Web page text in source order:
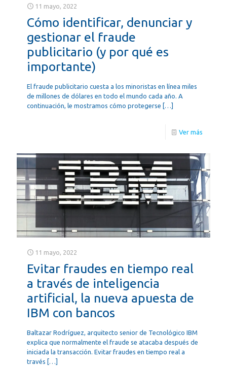
11 mayo, 2022
Cómo identificar, denunciar y
gestionar el fraude
publicitario (y por qué es
importante)
El fraude publicitario cuesta a los minoristas en línea miles
de millones de dólares en todo el mundo cada año. A
continuación, le mostramos cómo protegerse […]
Ver más
11 mayo, 2022
Evitar fraudes en tiempo real
a través de inteligencia
artificial, la nueva apuesta de
IBM con bancos
Baltazar Rodríguez, arquitecto senior de Tecnológico IBM
explica que normalmente el fraude se atacaba después de
iniciada la transacción. Evitar fraudes en tiempo real a
través […]